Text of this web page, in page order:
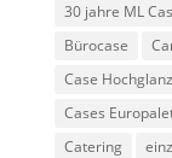
30 jahre ML
Bürocase
Case Hochglanz
Cases
Catering